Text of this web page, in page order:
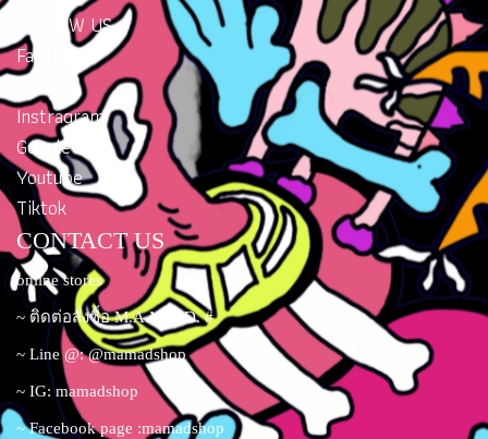
FOLLOW US
Facebook
Twitter
Instragram
Google Plus
Youtube
Tiktok
CONTACT US
online stores
~ ติดต่อสั่งซื้อ M.A.M.A.D. #
~ Line @: @mamadshop
~ IG: mamadshop
~ Facebook page :mamadshop